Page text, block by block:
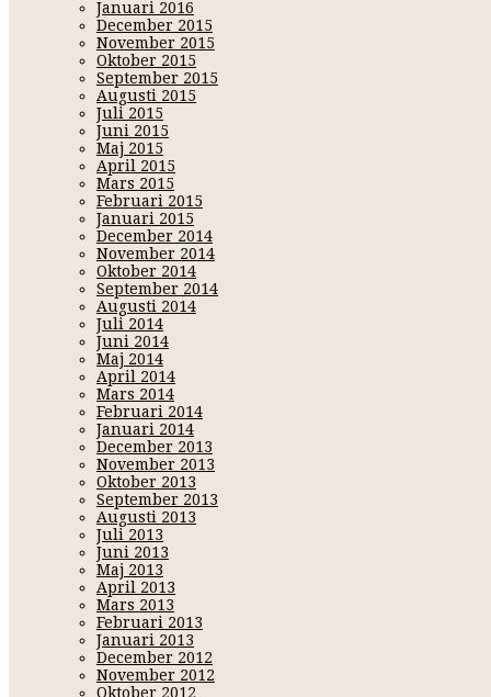
Januari 2016
December 2015
November 2015
Oktober 2015
September 2015
Augusti 2015
Juli 2015
Juni 2015
Maj 2015
April 2015
Mars 2015
Februari 2015
Januari 2015
December 2014
November 2014
Oktober 2014
September 2014
Augusti 2014
Juli 2014
Juni 2014
Maj 2014
April 2014
Mars 2014
Februari 2014
Januari 2014
December 2013
November 2013
Oktober 2013
September 2013
Augusti 2013
Juli 2013
Juni 2013
Maj 2013
April 2013
Mars 2013
Februari 2013
Januari 2013
December 2012
November 2012
Oktober 2012